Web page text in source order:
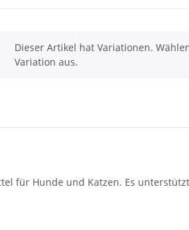
x
Dieser Artikel hat Variationen.
Variation aus.
für Hunde und Katzen. Es